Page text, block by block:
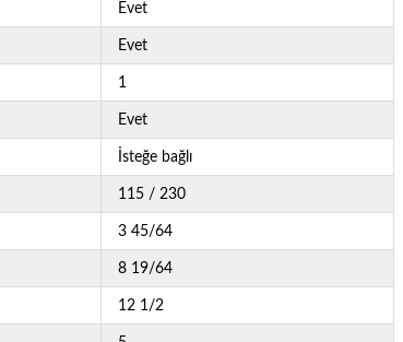
Evet
Evet
1
Evet
İsteğe bağlı
115 / 230
3 45/64
8 19/64
12 1/2